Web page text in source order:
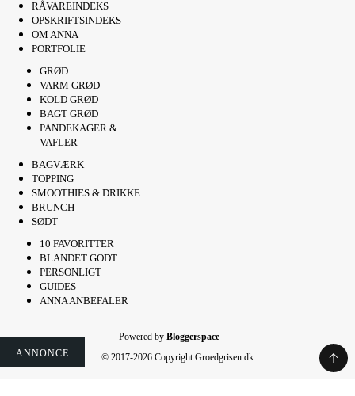
ANNONCE
ANNONCE
ANNONCE
ANNONCE
ANNONCE
ANNONCE
ANNONCE
RÅVAREINDEKS
OPSKRIFTSINDEKS
OM ANNA
PORTFOLIE
GRØD
VARM GRØD
KOLD GRØD
BAGT GRØD
PANDEKAGER &
VAFLER
BAGVÆRK
TOPPING
SMOOTHIES & DRIKKE
BRUNCH
SØDT
10 FAVORITTER
BLANDET GODT
PERSONLIGT
GUIDES
ANNA ANBEFALER
Powered by Bloggerspace
© 2017-2026 Copyright Groedgrisen.dk